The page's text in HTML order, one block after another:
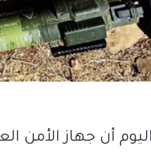
أن جهاز الأمن